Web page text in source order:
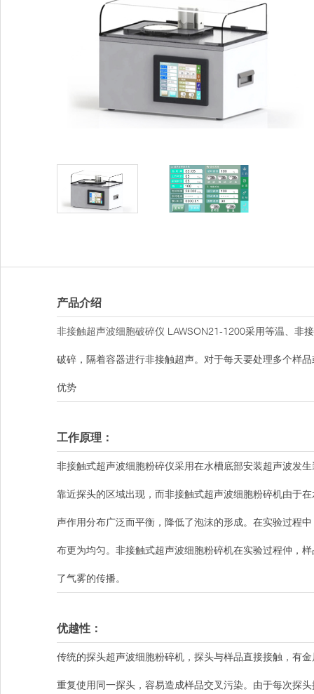
产品介绍
非接触超声波细胞破碎仪 LAWSON21-1200采用等温、非
破碎，隔着容器进行非接触超声。对于每天要处理多个样
优势
工作原理：
非接触式超声波细胞粉碎仪采用在水槽底部安装超声波发
靠近探头的区域出现，而非接触式超声波细胞粉碎机由于
声作用分布广泛而平衡，降低了泡沫的形成。在实验过程
布更为均匀。非接触式超声波细胞粉碎机在实验过程仲，
了气雾的传播。
优越性：
传统的探头超声波细胞粉碎机，探头与样品直接接触，有
重复使用同一探头，容易造成样品交叉污染。由于每次探